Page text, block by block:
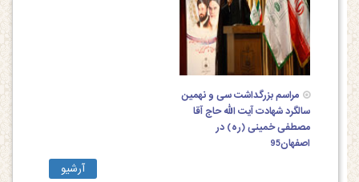
آرشیو
مراسم بزرگداشت سی و نهمین
سالگرد شهادت آیت الله حاج آقا
مصطفی خمینی (ره) در
اصفهان95